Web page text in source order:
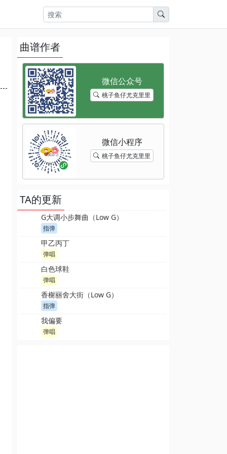
曲谱作者
桃子鱼仔尤克里里
桃子鱼仔尤克里里
TA的更新
G大调小步舞曲（Low G）
指弹
甲乙丙丁
弹唱
白色球鞋
弹唱
香榭丽舍大街（Low G）
指弹
我偏要
弹唱